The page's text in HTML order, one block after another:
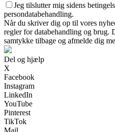
Jeg tilslutter mig sidens
persondatabehandling.
Når du skriver dig op til vores
regler for databehandling og
samtykke tilbage og afmelde dig
Del og hjælp
X
Facebook
Instagram
LinkedIn
YouTube
Pinterest
TikTok
Mail